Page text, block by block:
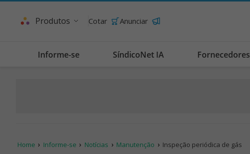
Produtos Cotar Anunciar
Informe-se SíndicoNet IA Fornecedores
Home Informe-se Notícias Manutenção Inspeção periódica de gás